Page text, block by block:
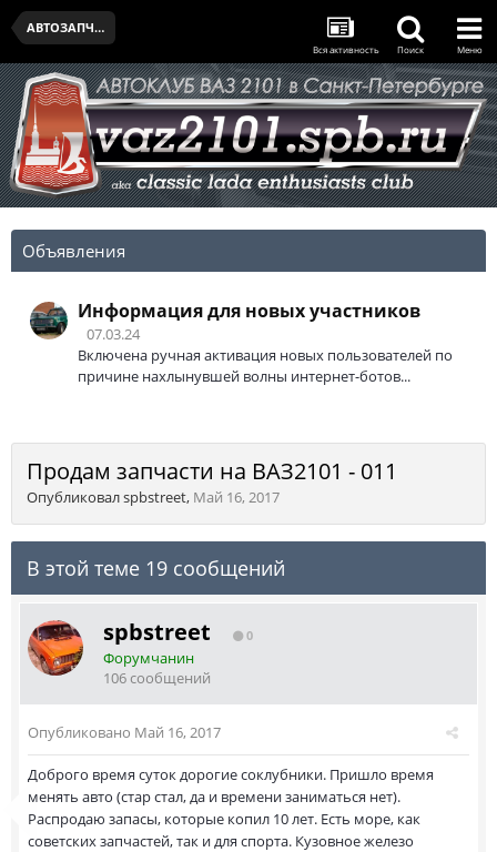
АВТОЗАПЧАСТИ И ПРИНАДЛЕЖНОСТИ
Вся активность Поиск Меню
Объявления
Информация для новых участников
07.03.24
Включена ручная активация новых пользователей по
причине нахлынувшей волны интернет-ботов...
Продам запчасти на ВАЗ2101 - 011
Опубликовалspbstreet, Май 16, 2017
В этой теме 19 сообщений
spbstreet 0
Форумчанин
106 сообщений
Опубликовано Май 16, 2017
Доброго время суток дорогие соклубники. Пришло время
менять авто (стар стал, да и времени заниматься нет).
Распродаю запасы, которые копил 10 лет. Есть море, как
советских запчастей, так и для спорта. Кузовное железо